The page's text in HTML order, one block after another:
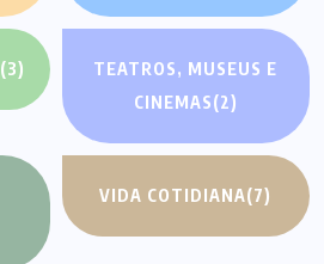
(3)
TEATROS, MUSEUS E
CINEMAS(2)
VIDA COTIDIANA(7)